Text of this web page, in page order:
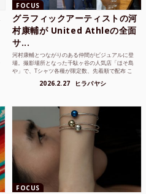
FOCUS
グラフィックアーティストの河
村康輔が United Athleの全面
サ...
河村康輔とつながりのある仲間がビジュアルに登
場。撮影場所となった千駄ヶ谷の人気店「ほそ島
や」で、Tシャツ各種が限定数、先着順で配布 こ
2026.2.27 ヒラバヤシ
FOCUS